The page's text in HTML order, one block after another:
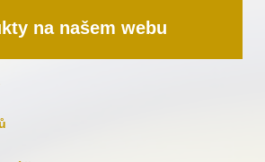
na našem webu